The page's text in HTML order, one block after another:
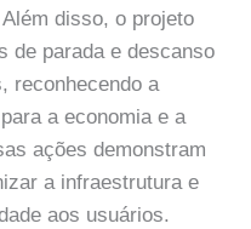
disso, o projeto
de parada e descanso
reconhecendo a
a economia e a
ações demonstram
a infraestrutura e
aos usuários.